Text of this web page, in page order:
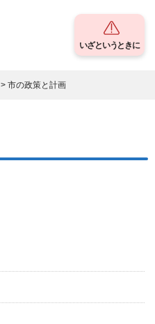
いざというときに
> 市の政策と計画